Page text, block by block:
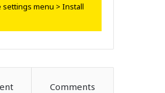
menu > Install
Comments